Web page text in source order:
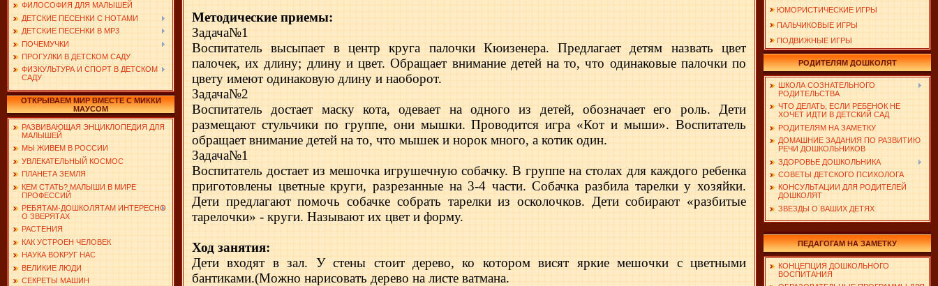
ФИЛОСОФИЯ ДЛЯ МАЛЫШЕЙ
ДЕТСКИЕ ПЕСЕНКИ С НОТАМИ
ДЕТСКИЕ ПЕСЕНКИ В MP3
ПОЧЕМУЧКИ
ПРОГУЛКИ В ДЕТСКОМ САДУ
ФИЗКУЛЬТУРА И СПОРТ В ДЕТСКОМ
САДУ
ОТКРЫВАЕМ МИР ВМЕСТЕ С МИККИ
МАУСОМ
РАЗВИВАЮЩАЯ ЭНЦИКЛОПЕДИЯ ДЛЯ
МАЛЫШЕЙ
МЫ ЖИВЕМ В РОССИИ
УВЛЕКАТЕЛЬНЫЙ КОСМОС
ПЛАНЕТА ЗЕМЛЯ
КЕМ СТАТЬ? МАЛЫШИ В МИРЕ
ПРОФЕССИЙ
РЕБЯТАМ-ДОШКОЛЯТАМ ИНТЕРЕСНО
О ЗВЕРЯТАХ
РАСТЕНИЯ
КАК УСТРОЕН ЧЕЛОВЕК
НАУКА ВОКРУГ НАС
ВЕЛИКИЕ ЛЮДИ
СЕКРЕТЫ МАШИН
Методические приемы:
Задача№1
Воспитатель высыпает в центр круга палочки Кюизенера. Предлагает детям назвать цвет
палочек, их длину; длину и цвет. Обращает внимание детей на то, что одинаковые палочки по
цвету имеют одинаковую длину и наоборот.
Задача№2
Воспитатель достает маску кота, одевает на одного из детей, обозначает его роль. Дети
размещают стульчики по группе, они мышки. Проводится игра «Кот и мыши». Воспитатель
обращает внимание детей на то, что мышек и норок много, а котик один.
Задача№1
Воспитатель достает из мешочка игрушечную собачку. В группе на столах для каждого ребенка
приготовлены цветные круги, разрезанные на 3-4 части. Собачка разбила тарелки у хозяйки.
Дети предлагают помочь собачке собрать тарелки из осколочков. Дети собирают «разбитые
тарелочки» - круги. Называют их цвет и форму.
Ход занятия:
Дети входят в зал. У стены стоит дерево, ко котором висят яркие мешочки с цветными
бантиками.(Можно нарисовать дерево на листе ватмана.
ЮМОРИСТИЧЕСКИЕ ИГРЫ
ПАЛЬЧИКОВЫЕ ИГРЫ
ПОДВИЖНЫЕ ИГРЫ
РОДИТЕЛЯМ ДОШКОЛЯТ
ШКОЛА СОЗНАТЕЛЬНОГО
РОДИТЕЛЬСТВА
ЧТО ДЕЛАТЬ, ЕСЛИ РЕБЕНОК НЕ
ХОЧЕТ ИДТИ В ДЕТСКИЙ САД
РОДИТЕЛЯМ НА ЗАМЕТКУ
ДОМАШНИЕ ЗАДАНИЯ ПО РАЗВИТИЮ
РЕЧИ ДОШКОЛЬНИКОВ
ЗДОРОВЬЕ ДОШКОЛЬНИКА
СОВЕТЫ ДЕТСКОГО ПСИХОЛОГА
КОНСУЛЬТАЦИИ ДЛЯ РОДИТЕЛЕЙ
ДОШКОЛЯТ
ЗВЕЗДЫ О ВАШИХ ДЕТЯХ
ПЕДАГОГАМ НА ЗАМЕТКУ
КОНЦЕПЦИЯ ДОШКОЛЬНОГО
ВОСПИТАНИЯ